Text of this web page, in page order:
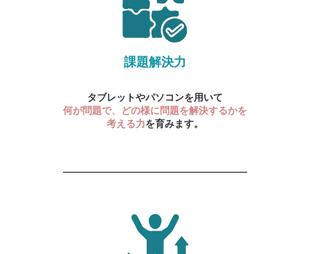
課題解決力
タブレットやパソコンを用いて
何が問題で、どの様に問題を解決するかを
考える力を育みます。